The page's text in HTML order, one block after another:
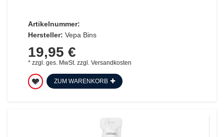
Artikelnummer:
Hersteller: Vepa Bins
19,95 €
* zzgl. ges. MwSt.zzgl. Versandkosten
ZUM WARENKORB